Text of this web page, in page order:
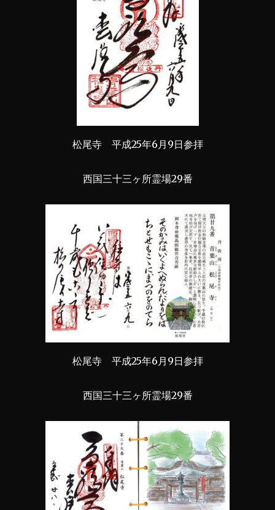
松尾寺 平成25年6月9日参拝
西国三十三ヶ所霊場29番
松尾寺 平成25年6月9日参拝
西国三十三ヶ所霊場29番